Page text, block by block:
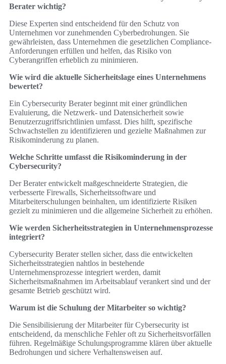
Berater wichtig?
Diese Experten sind entscheidend für den Schutz von
Unternehmen vor zunehmenden Cyberbedrohungen. Sie
gewährleisten, dass Unternehmen die gesetzlichen Compliance-
Anforderungen erfüllen und helfen, das Risiko von
Cyberangriffen erheblich zu minimieren.
Wie wird die aktuelle Sicherheitslage eines Unternehmens
bewertet?
Ein Cybersecurity Berater beginnt mit einer gründlichen
Evaluierung, die Netzwerk- und Datensicherheit sowie
Benutzerzugriffsrichtlinien umfasst. Dies hilft, spezifische
Schwachstellen zu identifizieren und gezielte Maßnahmen zur
Risikominderung zu planen.
Welche Schritte umfasst die Risikominderung in der
Cybersecurity?
Der Berater entwickelt maßgeschneiderte Strategien, die
verbesserte Firewalls, Sicherheitssoftware und
Mitarbeiterschulungen beinhalten, um identifizierte Risiken
gezielt zu minimieren und die allgemeine Sicherheit zu erhöhen.
Wie werden Sicherheitsstrategien in Unternehmensprozesse
integriert?
Cybersecurity Berater stellen sicher, dass die entwickelten
Sicherheitsstrategien nahtlos in bestehende
Unternehmensprozesse integriert werden, damit
Sicherheitsmaßnahmen im Arbeitsablauf verankert sind und der
gesamte Betrieb geschützt wird.
Warum ist die Schulung der Mitarbeiter so wichtig?
Die Sensibilisierung der Mitarbeiter für Cybersecurity ist
entscheidend, da menschliche Fehler oft zu Sicherheitsvorfällen
führen. Regelmäßige Schulungsprogramme klären über aktuelle
Bedrohungen und sichere Verhaltensweisen auf.